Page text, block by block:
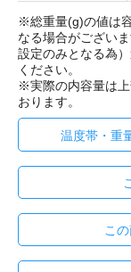
※総重量(g)の値は
なる場合がござい
設定のみとなる為
ください。
※実際の内容量は
おります。
温度帯・重
こ